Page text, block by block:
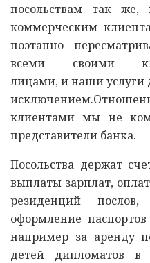
посольствам так
коммерческим
поэтапно
всеми своими
лицами, и наши услуги
клиентами мы не
представители банка.
Посольства держат
выплаты зарплат,
резиденций
оформление
например за аренду
детей дипломатов в